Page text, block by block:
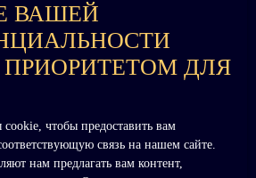
ВАШЕЙ
ПРИОРИТЕТОМ ДЛЯ
чтобы предоставить вам
связь на нашем сайте.
нам предлагать вам контент,